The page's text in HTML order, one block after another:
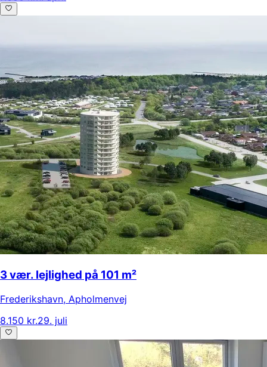
3 vær. lejlighed på 101 m²
Frederikshavn, Apholmenvej
8.150 kr.29. juli